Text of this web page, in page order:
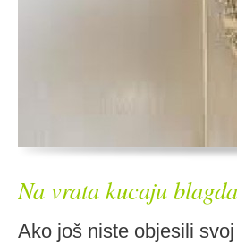
Na vrata kucaju
Ako još niste objesili